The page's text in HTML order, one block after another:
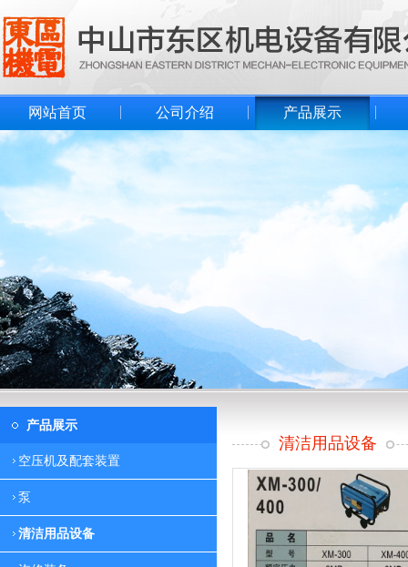
网站首页 公司介绍 产品展示
产品展示
空压机及配套装置
泵
清洁用品设备
清洁用品设备